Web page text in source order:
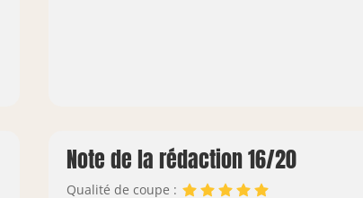
Note de la rédaction 16/20
Qualité de coupe :